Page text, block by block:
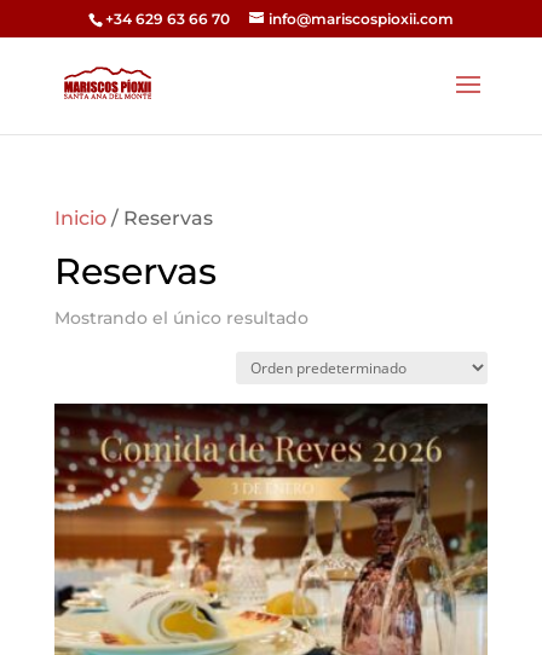
+34 629 63 66 70 info@mariscospioxii.com
Inicio/ Reservas
Reservas
Mostrando el único resultado